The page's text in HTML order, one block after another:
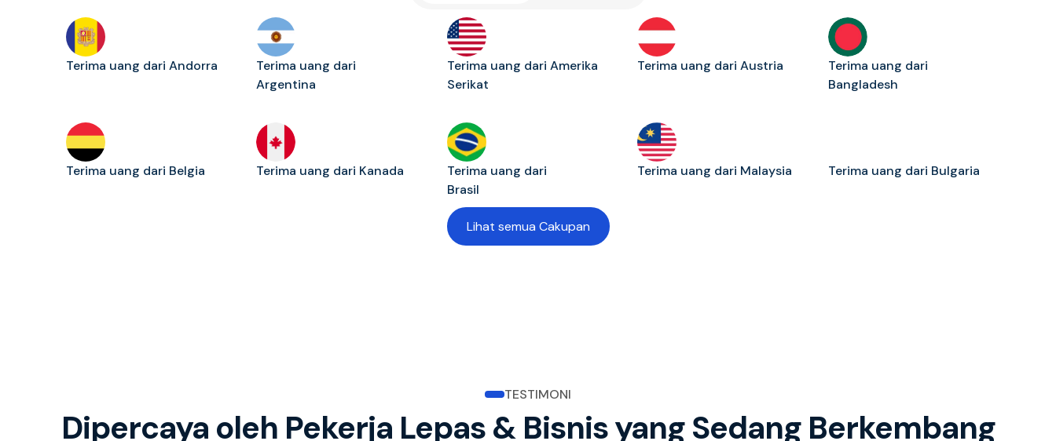
Terima uang dari Andorra
Terima uang dari
Argentina
Terima uang dari Amerika
Serikat
Terima uang dari Austria
Terima uang dari
Bangladesh
Terima uang dari Belgia Terima uang dari Kanada
Terima uang dari
Brasil
Terima uang dari Malaysia Terima uang dari Bulgaria
Lihat semua Cakupan
TESTIMONI
Dipercaya oleh Pekerja Lepas & Bisnis yang Sedang Berkembang